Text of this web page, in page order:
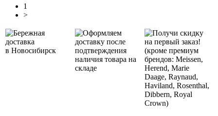
1
>
Бережная
доставка
в Новосибирск
Оформляем
доставку после
подтверждения
наличия товара на
складе
Получи скидку
на первый заказ!
(кроме премиум
брендов: Meissen,
Herend, Marie
Daage, Raynaud,
Haviland, Rosenthal,
Dibbern, Royal
Crown)